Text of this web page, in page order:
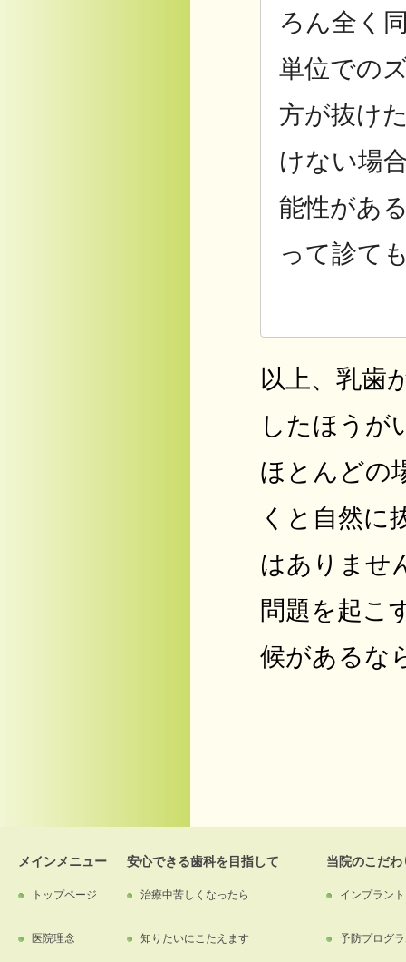
ろん全く
単位での
方が抜け
けない場
能性があ
って診て
以上、乳歯
したほうが
ほとんどの
くと自然に
はありませ
問題を起こ
候があるな
メインメニュー 安心できる歯科を目指して 当院のこだわ
トップページ
医院理念
治療中苦しくなったら
知りたいにこたえます
インプラント
予防プログ